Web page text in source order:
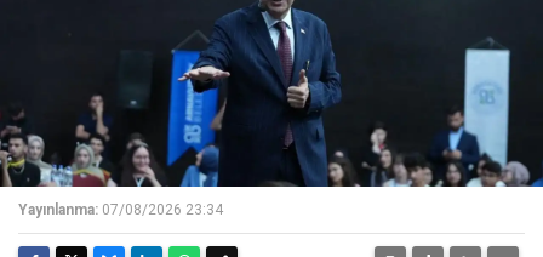
Yayınlanma: 07/08/2026 23:34